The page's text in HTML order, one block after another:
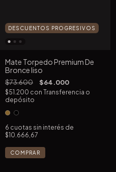
DESCUENTOS PROGRESIVOS
Mate Torpedo Premium De
Bronce liso
$73.600 $64.000
$51.200 con Transferencia o
depósito
6 cuotas sin interés de
$10.666,67
COMPRAR